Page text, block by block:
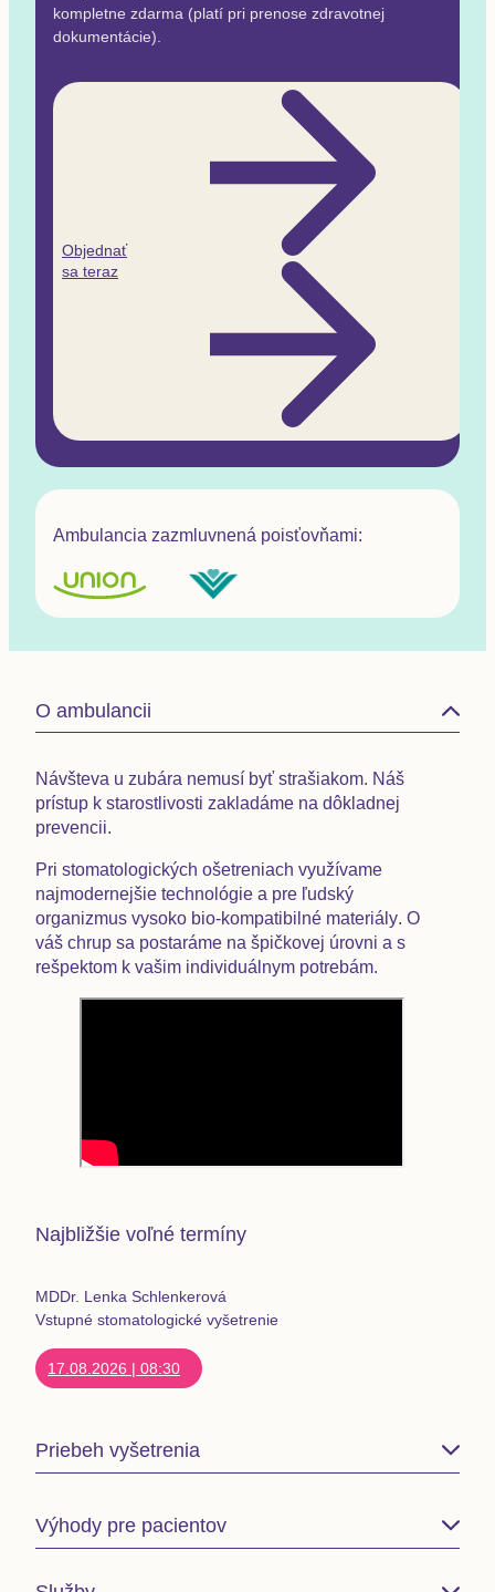
kompletne zdarma (platí pri prenose zdravotnej
dokumentácie).
Objednať
sa teraz
Ambulancia zazmluvnená poisťovňami:
O ambulancii
Návšteva u zubára nemusí byť strašiakom. Náš
prístup k starostlivosti zakladáme na dôkladnej
prevencii.
Pri stomatologických ošetreniach využívame
najmodernejšie technológie a pre ľudský
organizmus vysoko bio-kompatibilné materiály. O
váš chrup sa postaráme na špičkovej úrovni a s
rešpektom k vašim individuálnym potrebám.
Najbližšie voľné termíny
MDDr. Lenka Schlenkerová
Vstupné stomatologické vyšetrenie
17.08.2026 | 08:30
Priebeh vyšetrenia
Vždy vám problém a postup vysvetlíme a
maximálne
zohľadníme vašu citlivosť.Vaše obavy spolu
Výhody pre pacientov